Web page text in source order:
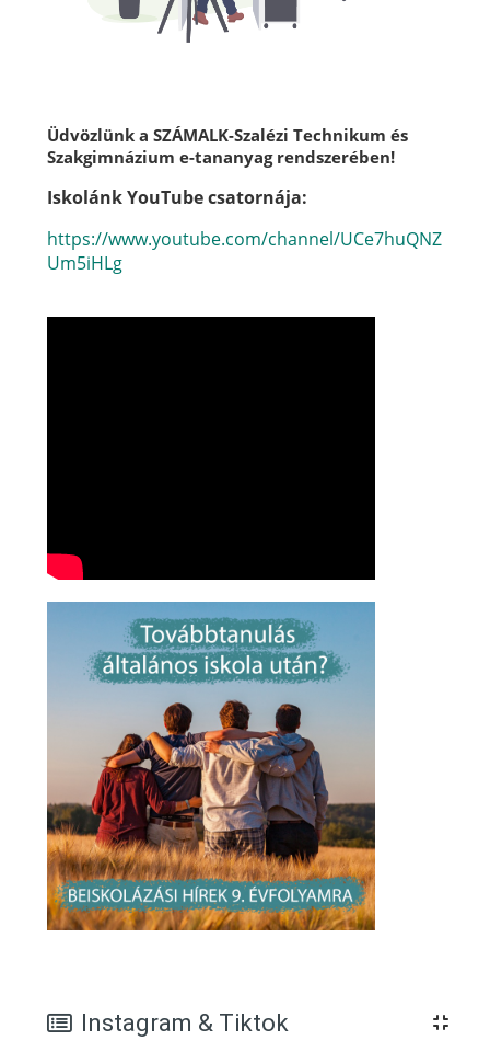
Üdvözlünk a SZÁMALK-Szalézi Technikum és
Szakgimnázium e-tananyag rendszerében!
Iskolánk YouTube csatornája:
https://www.youtube.com/channel/
Um5iHLg
Blokkok
Instagram & Tiktok